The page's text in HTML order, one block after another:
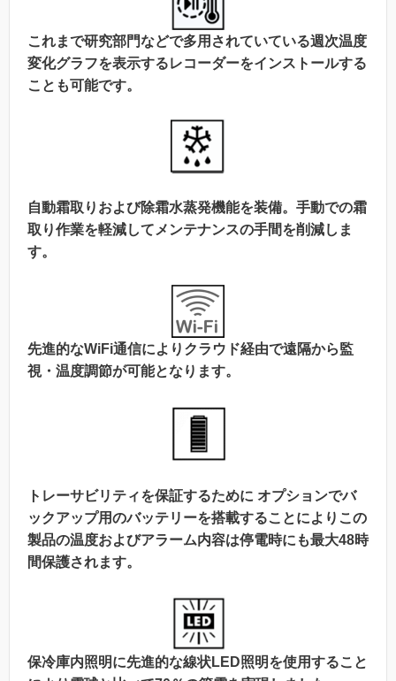
これまで研究部門などで多用されていている週次温度
変化グラフを表示するレコーダーをインストールする
ことも可能です。
自動霜取りおよび除霜水蒸発機能を装備。手動での霜
取り作業を軽減してメンテナンスの手間を削減しま
す。
先進的なWiFi通信によりクラウド経由で遠隔から監
視・温度調節が可能となります。
トレーサビリティを保証するために オプションでバ
ックアップ用のバッテリーを搭載することによりこの
製品の温度およびアラーム内容は停電時にも最大48時
間保護されます。
保冷庫内照明に先進的な線状LED照明を使用すること